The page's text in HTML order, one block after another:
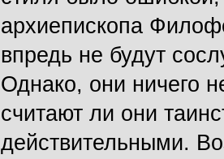
архиепископа
впредь не будут
Однако, они ничего
считают ли они
действительными.